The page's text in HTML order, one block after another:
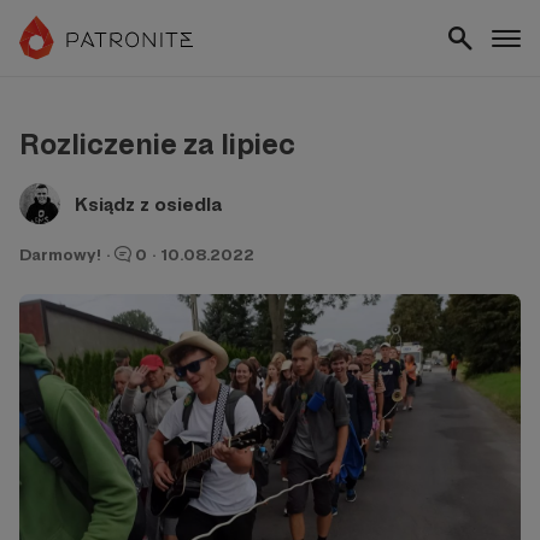
Rozliczenie za lipiec
Ksiądz z osiedla
Darmowy! · 0 · 10.08.2022